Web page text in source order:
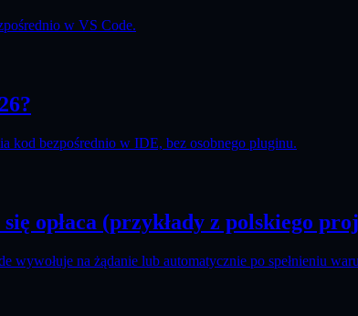
w VS Code.
kod bezpośrednio w IDE, bez osobnego pluginu.
opłaca (przykłady z polskiego
na żądanie lub automatycznie po spełnieniu